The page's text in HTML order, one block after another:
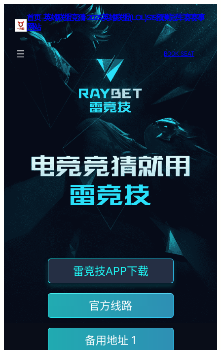
首页–英雄联盟竞猜-2025英雄联盟(LOL)S15预测冠军赛赛事
网站
BOOK SEAT